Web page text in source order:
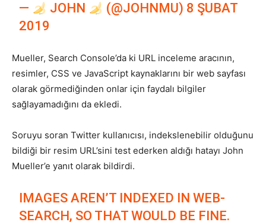
— JOHN (@JOHNMU) 8 ŞUBAT
2019
Mueller, Search Console’da ki URL inceleme aracının,
resimler, CSS ve JavaScript kaynaklarını bir web sayfası
olarak görmediğinden onlar için faydalı bilgiler
sağlayamadığını da ekledi.
Soruyu soran Twitter kullanıcısı, indekslenebilir olduğunu
bildiği bir resim URL’sini test ederken aldığı hatayı John
Mueller’e yanıt olarak bildirdi.
IMAGES AREN’T INDEXED IN WEB-
SEARCH, SO THAT WOULD BE FINE.